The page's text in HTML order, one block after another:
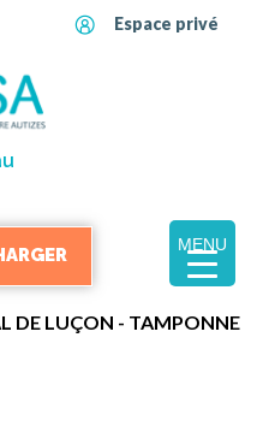
Espace privé
MENU
DE LUÇON - TAMPONNE